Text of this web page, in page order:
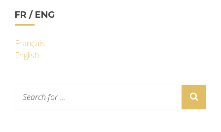
FR / ENG
Français
English